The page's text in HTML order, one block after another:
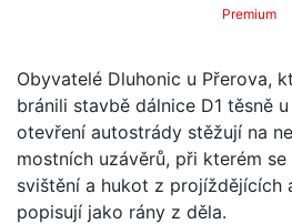
Premium
Obyvatelé Dluhonic u Přerova,
bránili stavbě dálnice D1 těsně
otevření autostrády stěžují na
mostních uzávěrů, při kterém se
svištění a hukot z projíždějících
popisují jako rány z děla.